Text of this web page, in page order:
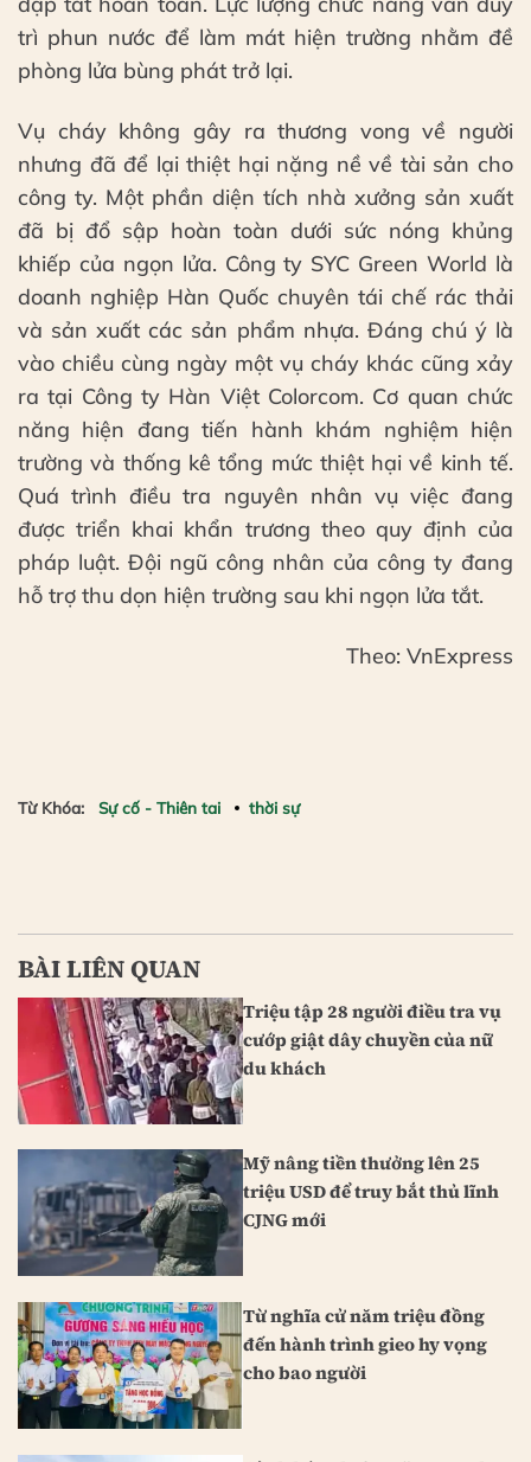
trì phun nước để làm mát hiện trường nhằm đề
phòng lửa bùng phát trở lại.
Vụ cháy không gây ra thương vong về người
nhưng đã để lại thiệt hại nặng nề về tài sản cho
công ty. Một phần diện tích nhà xưởng sản xuất
đã bị đổ sập hoàn toàn dưới sức nóng khủng
khiếp của ngọn lửa. Công ty SYC Green World là
doanh nghiệp Hàn Quốc chuyên tái chế rác thải
và sản xuất các sản phẩm nhựa. Đáng chú ý là
vào chiều cùng ngày một vụ cháy khác cũng xảy
ra tại Công ty Hàn Việt Colorcom. Cơ quan chức
năng hiện đang tiến hành khám nghiệm hiện
trường và thống kê tổng mức thiệt hại về kinh tế.
Quá trình điều tra nguyên nhân vụ việc đang
được triển khai khẩn trương theo quy định của
pháp luật. Đội ngũ công nhân của công ty đang
hỗ trợ thu dọn hiện trường sau khi ngọn lửa tắt.
Theo: VnExpress
Từ Khóa: Sự cố - Thiên tai thời sự
BÀI LIÊN QUAN
Triệu tập 28 người điều tra vụ
cướp giật dây chuyền của nữ
du khách
Mỹ nâng tiền thưởng lên 25
triệu USD để truy bắt thủ lĩnh
CJNG mới
Từ nghĩa cử năm triệu đồng
đến hành trình gieo hy vọng
cho bao người